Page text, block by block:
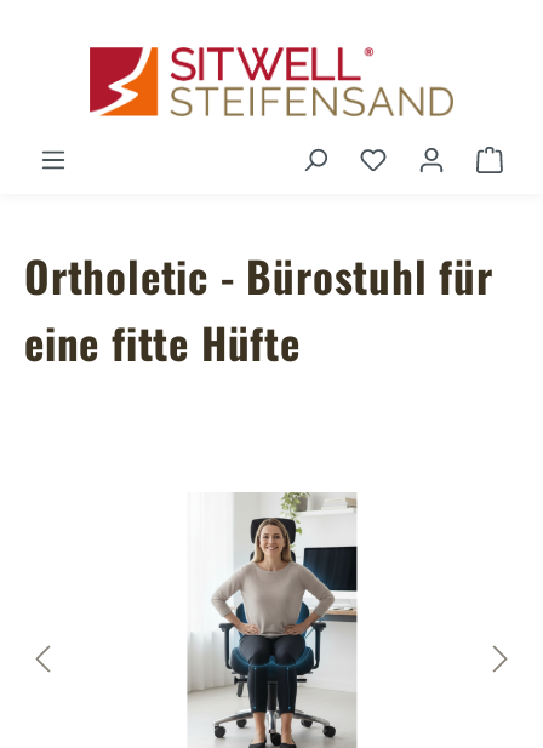
Du hast 0
Ortholetic - Bürostuhl für
eine fitte Hüfte